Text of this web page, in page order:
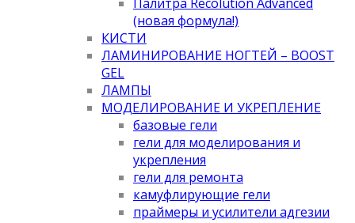
(новая формула!)
КИСТИ
ЛАМИНИРОВАНИЕ НОГТЕЙ – BOOST
GEL
ЛАМПЫ
МОДЕЛИРОВАНИЕ И УКРЕПЛЕНИЕ
базовые гели
гели для моделирования и
укрепления
гели для ремонта
камуфлирующие гели
праймеры и усилители адгезии